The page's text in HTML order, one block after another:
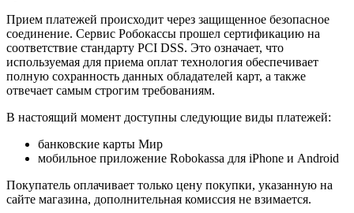
Прием платежей происходит через защищенное безопасное
соединение. Сервис Робокассы прошел сертификацию на
соответствие стандарту PCI DSS. Это означает, что
используемая для приема оплат технология обеспечивает
полную сохранность данных обладателей карт, а также
отвечает самым строгим требованиям.
В настоящий момент доступны следующие виды платежей:
банковские карты Мир
мобильное приложение Robokassa для iPhone и Android
Покупатель оплачивает только цену покупки, указанную на
сайте магазина, дополнительная комиссия не взимается.